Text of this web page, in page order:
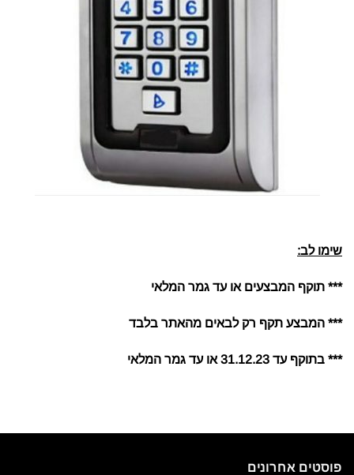
שימו לב:
*** תוקף המבצעים או עד גמר המלאי
*** המבצע תקף רק לבאים מהאתר בלבד
*** בתוקף עד 31.12.23 או עד גמר המלאי
פוסטים אחרונים